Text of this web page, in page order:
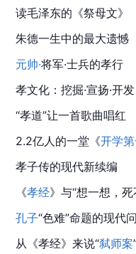
读毛泽东的《祭母文》
朱德一生中的最大遗憾
元帅·将军·士兵的孝行
孝文化：挖掘·宣扬·开发
“孝道”让一首歌曲唱红
2.2亿人的一堂《开学
孝子传的现代新续编
《孝经》与“想一想，死
孔子“色难”命题的现代
从《孝经》来说“弑师案